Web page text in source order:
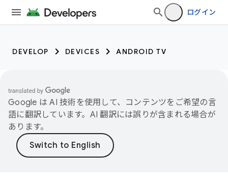
ログイン
DEVELOP DEVICES ANDROID TV
Google は AI 技術を使用して、コンテンツをご希望の言
語に翻訳しています。AI 翻訳には誤りが含まれる場合が
あります。